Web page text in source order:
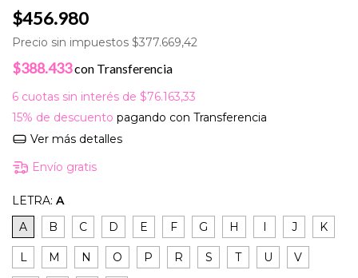
$456.980
Precio sin impuestos $377.669,42
$388.433con Transferencia
6 cuotas sin interés de $76.163,33
15% de descuento pagando con Transferencia
Ver más detalles
Envío gratis
LETRA: A
A
B C D E F G H I J K
L M N O P R S T U V